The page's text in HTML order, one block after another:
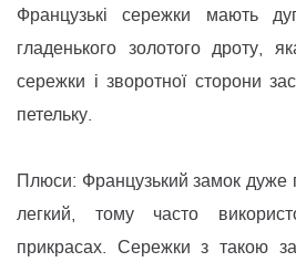
Французькі сережки мають
гладенького золотого дроту,
сережки і зворотної сторони
петельку.
Плюси: Французький замок дуже
легкий, тому часто
прикрасах. Сережки з такою